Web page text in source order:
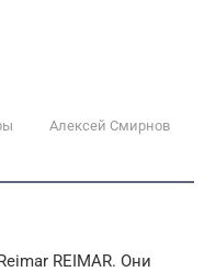
Алексей Смирнов
REIMAR. Они